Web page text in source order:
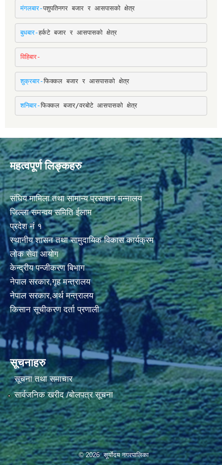
मंगलबार-पशुपतिनगर बजार र आसपासको क्षेत्र
बुधबार-हर्कटे बजार र आसपासको क्षेत्र
विहिबार-
शुक्रबार-फिक्कल बजार र आसपासको क्षेत्र
शनिबार-फिक्कल बजार/वरबोटे आसपासको क्षेत्र
महत्वपूर्ण लिङ्कहरु
संघिय मामिला तथा सामान्य प्रसाशन मन्नालय
जिल्ला समन्वय समिति ईलाम
प्रदेश नं १
स्थानीय शासन तथा सामुदायिक विकास कार्यक्रम
लोक सेवा आयोग
केन्द्रीय पन्जीकरण बिभाग
नेपाल सरकार,गृह मन्त्रालय
नेपाल सरकार,अर्थ मन्त्रालय
किसान सूचीकरण दर्ता प्रणाली
सूचनाहरु
सूचना तथा समाचार
सार्वजनिक खरीद /बोलपत्र सूचना
© 2026 सूर्याेदय नगरपालिका